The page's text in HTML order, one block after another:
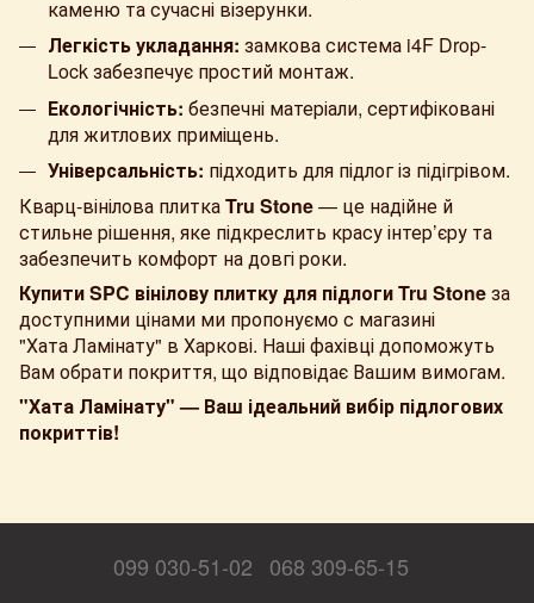
каменю та сучасні візерунки.
Легкість укладання: замкова система i4F Drop-
Lock забезпечує простий монтаж.
Екологічність: безпечні матеріали, сертифіковані
для житлових приміщень.
Універсальність: підходить для підлог із підігрівом.
Кварц-вінілова плиткаTru Stone— це надійне й
стильне рішення, яке підкреслить красу інтер’єру та
забезпечить комфорт на довгі роки.
Купити SPC вінілову плитку для підлогиTru Stoneза
доступними цінами ми пропонуємо с магазині
"Хата Ламінату" в Харкові. Наші фахівці допоможуть
Вам обрати покриття, що відповідає Вашим вимогам.
"Хата Ламінату" — Ваш ідеальний вибір підлогових
покриттів!
099 030-51-02 068 309-65-15